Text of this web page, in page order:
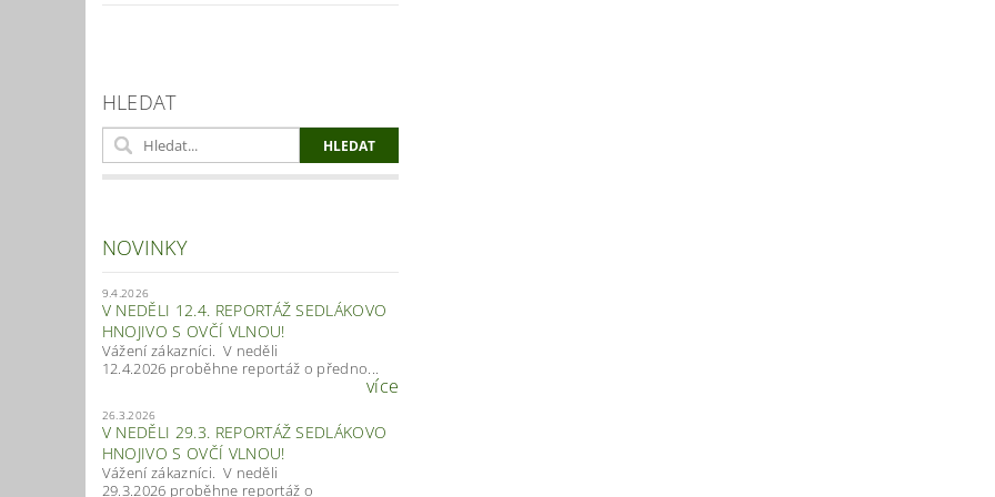
HLEDAT
NOVINKY
9.4.2026
V NEDĚLI 12.4. REPORTÁŽ SEDLÁKOVO
HNOJIVO S OVČÍ VLNOU!
Vážení zákazníci. V neděli
12.4.2026 proběhne reportáž o předno...
více
26.3.2026
V NEDĚLI 29.3. REPORTÁŽ SEDLÁKOVO
HNOJIVO S OVČÍ VLNOU!
Vážení zákazníci. V neděli
29.3.2026 proběhne reportáž o